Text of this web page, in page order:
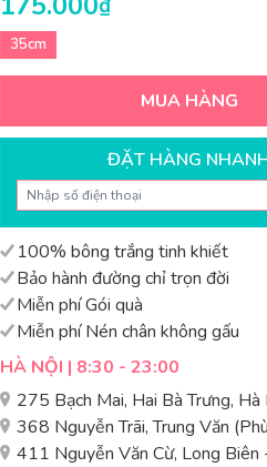
35cm
MUA HÀNG
ĐẶT HÀNG
100% bông trắng tinh khiết
Bảo hành đường chỉ trọn đời
Miễn phí Gói quà
Miễn phí Nén chân không gấu
HÀ NỘI | 8:30 - 23:00
275 Bạch Mai, Hai Bà Trưng,
368 Nguyễn Trãi, Trung Văn
411 Nguyễn Văn Cừ, Long